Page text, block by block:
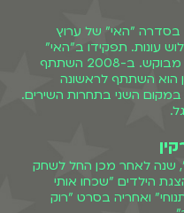
בסדרה "האי" של ערוץ
2007 למשך שלוש עונות. תפקידו ב"האי"
ביסס את מעמדו ככוכב ילדים ונוער מבוקש. ב-2008 השתתף
הוא השתתף לראשונה
השני בתחרות השירים.
2010 השתתף בסרט "2048", שנה לאחר מכן החל לשחק
הילדים "שכחו אותי
בסדרה "תנוחי" ואחריה בסרט "רוק